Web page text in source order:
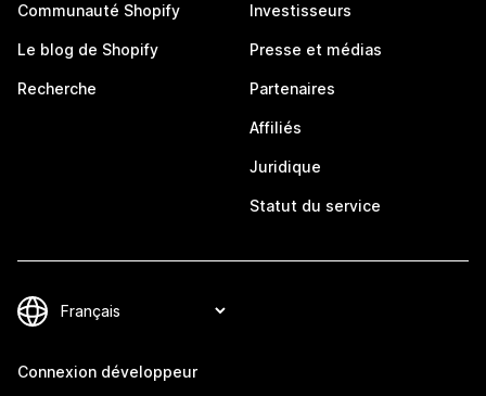
Communauté Shopify
Le blog de Shopify
Recherche
Investisseurs
Presse et médias
Partenaires
Affiliés
Juridique
Statut du service
Connexion développeur